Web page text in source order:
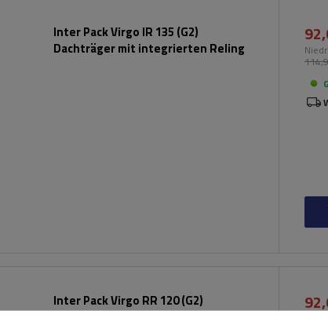
Inter Pack Virgo IR 135 (G2)
Dachträger mit integrierten Reling
Inter Pack Virgo RR 120 (G2)